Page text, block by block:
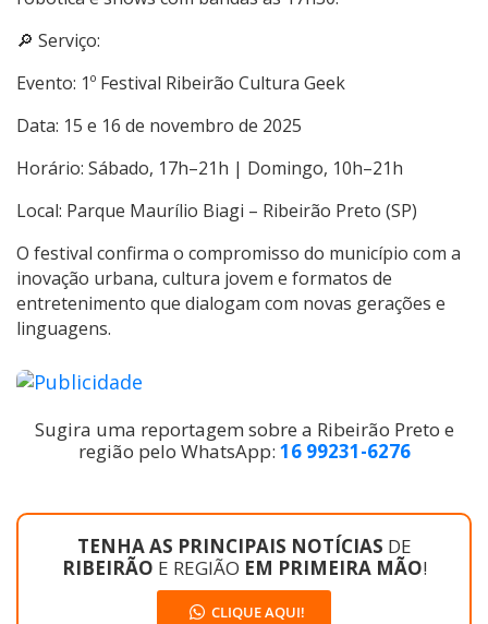
🔎 Serviço:
Evento: 1º Festival Ribeirão Cultura Geek
Data: 15 e 16 de novembro de 2025
Horário: Sábado, 17h–21h | Domingo, 10h–21h
Local: Parque Maurílio Biagi – Ribeirão Preto (SP)
O festival confirma o compromisso do município com a
inovação urbana, cultura jovem e formatos de
entretenimento que dialogam com novas gerações e
linguagens.
Sugira uma reportagem sobre a Ribeirão Preto e
região pelo WhatsApp: 16 99231-6276
TENHA AS PRINCIPAIS NOTÍCIAS DE
RIBEIRÃO E REGIÃO EM PRIMEIRA MÃO!
CLIQUE AQUI!